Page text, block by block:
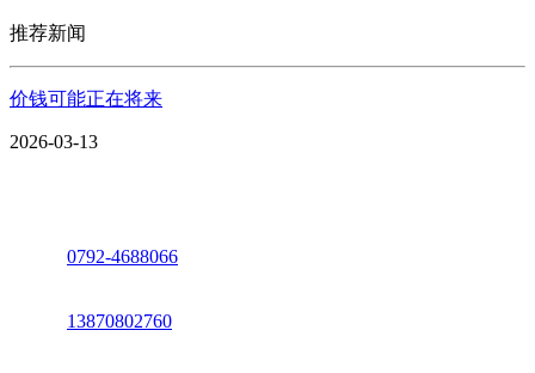
推荐新闻
价钱可能正在将来
2026-03-13
0792-4688066
13870802760